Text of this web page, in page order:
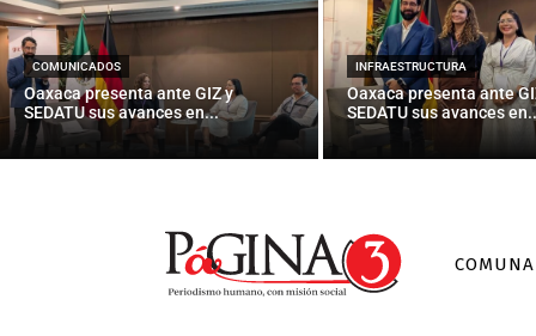
COMUNICADOS
Oaxaca presenta ante GIZ y
SEDATU sus avances en...
INFRAESTRUCTURA
Oaxaca presenta ante
SEDATU sus avances
en